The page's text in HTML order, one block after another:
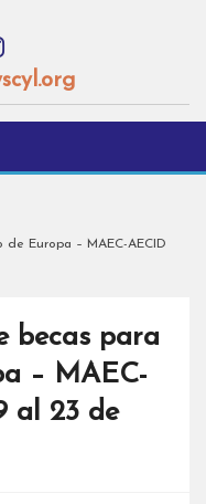
Europa – MAEC-AECID
becas para
– MAEC-
al 23 de